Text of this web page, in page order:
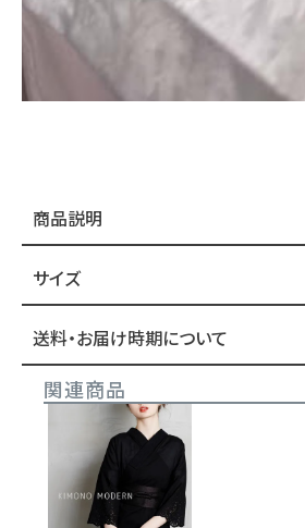
商品説明
サイズ
送料・お届け時期について
関連商品